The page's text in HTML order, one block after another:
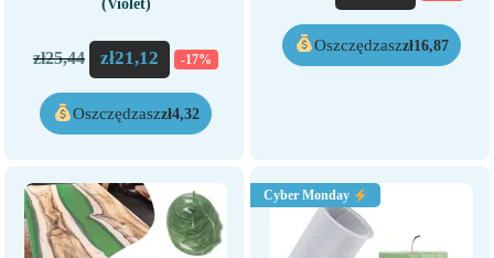
(Violet)
zł25,44 zł21,12 -17%
Oszczędzaszzł4,32
Oszczędzaszzł16,87
Cyber Monday